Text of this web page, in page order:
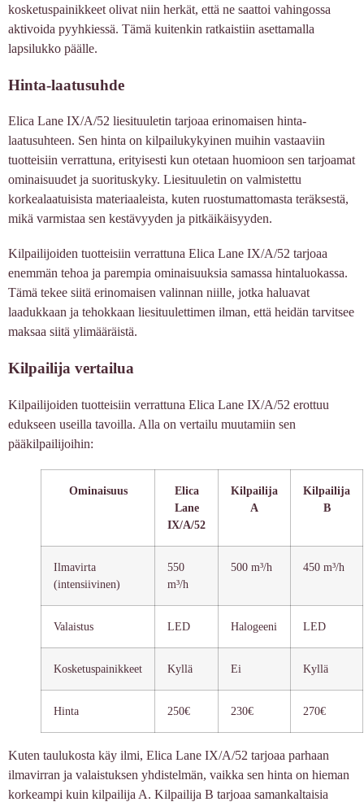
kosketuspainikkeet olivat niin herkät, että ne saattoi vahingossa
aktivoida pyyhkiessä. Tämä kuitenkin ratkaistiin asettamalla
lapsilukko päälle.
Hinta-laatusuhde
Elica Lane IX/A/52 liesituuletin tarjoaa erinomaisen hinta-
laatusuhteen. Sen hinta on kilpailukykyinen muihin vastaaviin
tuotteisiin verrattuna, erityisesti kun otetaan huomioon sen tarjoamat
ominaisuudet ja suorituskyky. Liesituuletin on valmistettu
korkealaatuisista materiaaleista, kuten ruostumattomasta teräksestä,
mikä varmistaa sen kestävyyden ja pitkäikäisyyden.
Kilpailijoiden tuotteisiin verrattuna Elica Lane IX/A/52 tarjoaa
enemmän tehoa ja parempia ominaisuuksia samassa hintaluokassa.
Tämä tekee siitä erinomaisen valinnan niille, jotka haluavat
laadukkaan ja tehokkaan liesituulettimen ilman, että heidän tarvitsee
maksaa siitä ylimääräistä.
Kilpailija vertailua
Kilpailijoiden tuotteisiin verrattuna Elica Lane IX/A/52 erottuu
edukseen useilla tavoilla. Alla on vertailu muutamiin sen
pääkilpailijoihin:
Ominaisuus
Elica
Lane
IX/A/52
Kilpailija
A
Kilpailija
B
Ilmavirta
(intensiivinen)
550
m³/h
500 m³/h 450 m³/h
Valaistus LED Halogeeni LED
Kosketuspainikkeet Kyllä Ei Kyllä
Hinta 250€ 230€ 270€
Kuten taulukosta käy ilmi, Elica Lane IX/A/52 tarjoaa parhaan
ilmavirran ja valaistuksen yhdistelmän, vaikka sen hinta on hieman
korkeampi kuin kilpailija A. Kilpailija B tarjoaa samankaltaisia